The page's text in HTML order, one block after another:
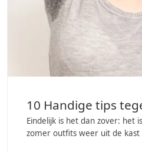
10 Handige tips
Eindelijk is het dan zover: het
zomer outfits weer uit de kast